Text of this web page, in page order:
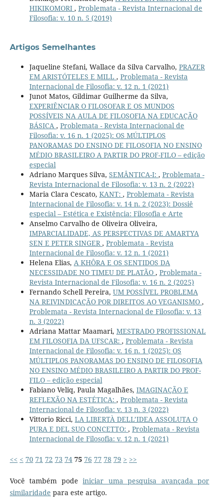
HIKIKOMORI , Problemata - Revista Internacional de
Filosofia: v. 10 n. 5 (2019)
Artigos Semelhantes
Jaqueline Stefani, Wallace da Silva Carvalho, PRAZER
EM ARISTÓTELES E MILL , Problemata - Revista
Internacional de Filosofia: v. 12 n. 1 (2021)
Junot Matos, Gildimar Guilherme da Silva,
EXPERIÊNCIAR O FILOSOFAR E OS MUNDOS
POSSÍVEIS NA AULA DE FILOSOFIA NA EDUCAÇÃO
BÁSICA , Problemata - Revista Internacional de
Filosofia: v. 16 n. 1 (2025): OS MÚLTIPLOS
PANORAMAS DO ENSINO DE FILOSOFIA NO ENSINO
MÉDIO BRASILEIRO A PARTIR DO PROF-FILO – edição
especial
Adriano Marques Silva, SEMÂNTICA-I: , Problemata -
Revista Internacional de Filosofia: v. 13 n. 2 (2022)
Maria Clara Cescato, KANT: , Problemata - Revista
Internacional de Filosofia: v. 14 n. 2 (2023): Dossiê
especial – Estética e Existência: Filosofia e Arte
Anselmo Carvalho de Oliveira Oliveira,
IMPARCIALIDADE, AS PERSPECTIVAS DE AMARTYA
SEN E PETER SINGER, Problemata - Revista
Internacional de Filosofia: v. 12 n. 1 (2021)
Helena Elias, A KHÔRA E OS SENTIDOS DA
NECESSIDADE NO TIMEU DE PLATÃO , Problemata -
Revista Internacional de Filosofia: v. 16 n. 2 (2025)
Fernando Schell Pereira, UM POSSÍVEL PROBLEMA
NA REIVINDICAÇÃO POR DIREITOS AO VEGANISMO ,
Problemata - Revista Internacional de Filosofia: v. 13
n. 3 (2022)
Adriana Mattar Maamari, MESTRADO PROFISSIONAL
EM FILOSOFIA DA UFSCAR: , Problemata - Revista
Internacional de Filosofia: v. 16 n. 1 (2025): OS
MÚLTIPLOS PANORAMAS DO ENSINO DE FILOSOFIA
NO ENSINO MÉDIO BRASILEIRO A PARTIR DO PROF-
FILO – edição especial
Fabiano Veliq, Paula Magalhães, IMAGINAÇÃO E
REFLEXÃO NA ESTÉTICA: , Problemata - Revista
Internacional de Filosofia: v. 13 n. 3 (2022)
Vittorio Ricci, LA LIBERTÀ DELL’IDEA ASSOLUTA O
PURA E DEL SUO CONCETTO: , Problemata - Revista
Internacional de Filosofia: v. 12 n. 1 (2021)
<< < 70 71 72 73 74 75 76 77 78 79 > >>
Você também podeiniciar uma pesquisa avançada por
similaridade para este artigo.